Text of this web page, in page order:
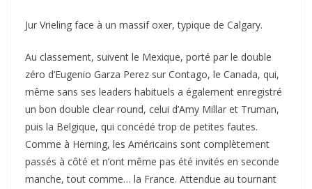
Jur Vrieling face à un massif oxer, typique de Calgary.
Au classement, suivent le Mexique, porté par le double
zéro d’Eugenio Garza Perez sur Contago, le Canada, qui,
même sans ses leaders habituels a également enregistré
un bon double clear round, celui d’Amy Millar et Truman,
puis la Belgique, qui concédé trop de petites fautes.
Comme à Herning, les Américains sont complètement
passés à côté et n’ont même pas été invités en seconde
manche, tout comme… la France. Attendue au tournant